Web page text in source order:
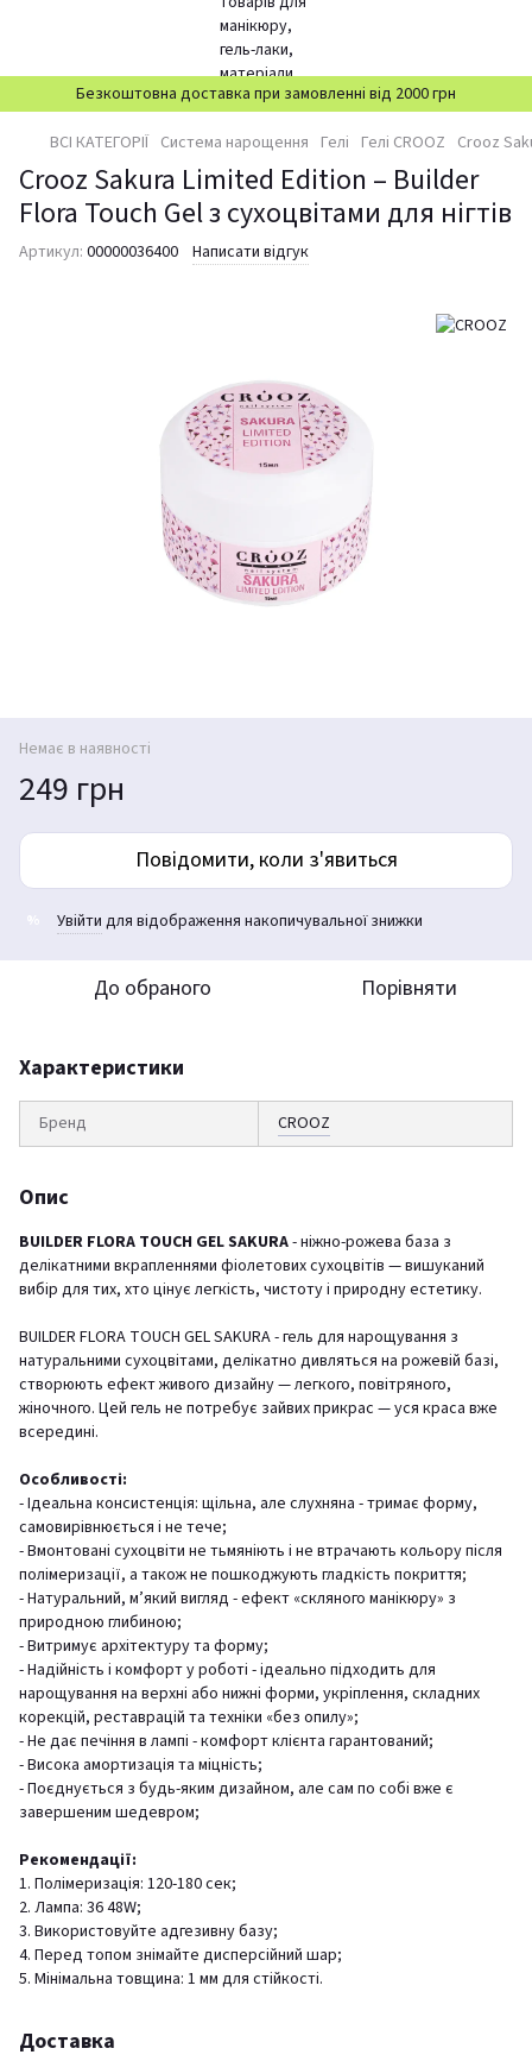
Безкоштовна доставка при замовленні від 2000 грн
ВСІ КАТЕГОРІЇ Система нарощення Гелі Гелі CROOZ Crooz
Crooz Sakura Limited Edition – Builder
Flora Touch Gel з сухоцвітами для нігтів
Артикул: 00000036400 Написати відгук
Немає в наявності
249 грн
Повідомити, коли з'явиться
Увійти для відображення накопичувальної знижки
До обраного Порівняти
Характеристики
Бренд CROOZ
Опис
BUILDER FLORA TOUCH GEL SAKURA- ніжно-рожева база з
делікатними вкрапленнями фіолетових сухоцвітів — вишуканий
вибір для тих, хто цінує легкість, чистоту і природну естетику.
BUILDER FLORA TOUCH GEL SAKURA - гель для нарощування з
натуральними сухоцвітами, делікатно дивляться на рожевій базі,
створюють ефект живого дизайну — легкого, повітряного,
жіночного. Цей гель не потребує зайвих прикрас — уся краса вже
всередині.
Особливості:
- Ідеальна консистенція: щільна, але слухняна - тримає форму,
самовирівнюється і не тече;
- Вмонтовані сухоцвіти не тьмяніють і не втрачають кольору після
полімеризації, а також не пошкоджують гладкість покриття;
- Натуральний, м’який вигляд - ефект «скляного манікюру» з
природною глибиною;
- Витримує архітектуру та форму;
- Надійність і комфорт у роботі - ідеально підходить для
нарощування на верхні або нижні форми, укріплення, складних
корекцій, реставрацій та техніки «без опилу»;
- Не дає печіння в лампі - комфорт клієнта гарантований;
- Висока амортизація та міцність;
- Поєднується з будь-яким дизайном, але сам по собі вже є
завершеним шедевром;
Рекомендації:
1. Полімеризація: 120-180 сек;
2. Лампа: 36 48W;
3. Використовуйте адгезивну базу;
4. Перед топом знімайте дисперсійний шар;
5. Мінімальна товщина: 1 мм для стійкості.
Доставка